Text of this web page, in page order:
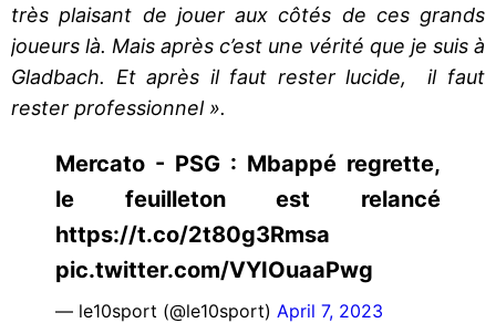
très plaisant de jouer aux côtés de ces grands
joueurs là. Mais après c’est une vérité que je suis à
Gladbach. Et après il faut rester lucide, il faut
rester professionnel ».
Mercato - PSG : Mbappé regrette,
le feuilleton est relancé
https://t.co/2t80g3Rmsa
pic.twitter.com/VYIOuaaPwg
— le10sport (@le10sport) April 7, 2023